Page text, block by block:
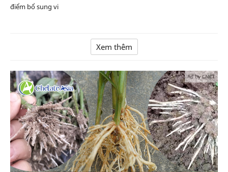
điểm bổ sung vi
Xem thêm
Ad by CNCT